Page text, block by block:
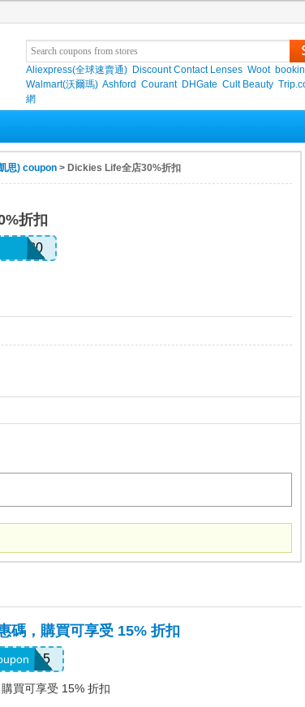
Aliexpress(全球速賣通) Discount Contact Lenses Woot
Walmart(沃爾瑪) Ashford Courant DHGate Cult Beauty
網
思) coupon > Dickies Life全店30%折扣
折扣
碼，購買可享受 15% 折扣
買可享受 15% 折扣